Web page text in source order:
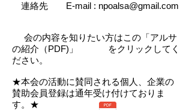
連絡先 E-mail : npoalsa@gmail.com
会の内容を知りたい方はこの「アルサ
の紹介（PDF)」 をクリックしてく
ださい。
★本会の活動に賛同される個人、企業の
賛助会員登録は通年受け付けておりま
す。★